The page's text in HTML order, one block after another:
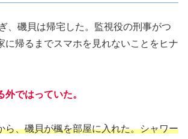
、磯貝は帰宅した。監視役の刑事がつ
に帰るまでスマホを見れないことをヒナ
ではっていた。
ら、磯貝が楓を部屋に入れた。シャワー